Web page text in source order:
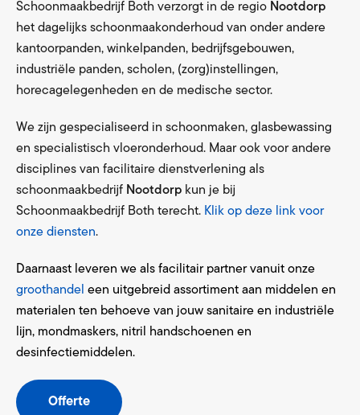
Schoonmaakbedrijf Both verzorgt in de regio Nootdorp
het dagelijks schoonmaakonderhoud van onder andere
kantoorpanden, winkelpanden, bedrijfsgebouwen,
industriële panden, scholen, (zorg)instellingen,
horecagelegenheden en de medische sector.
We zijn gespecialiseerd in schoonmaken, glasbewassing
en specialistisch vloeronderhoud. Maar ook voor andere
disciplines van facilitaire dienstverlening als
schoonmaakbedrijf Nootdorp kun je bij
Schoonmaakbedrijf Both terecht. Klik op deze link voor
onze diensten.
Daarnaast leveren we als facilitair partner vanuit onze
groothandel een uitgebreid assortiment aan middelen en
materialen ten behoeve van jouw sanitaire en industriële
lijn, mondmaskers, nitril handschoenen en
desinfectiemiddelen.
Offerte